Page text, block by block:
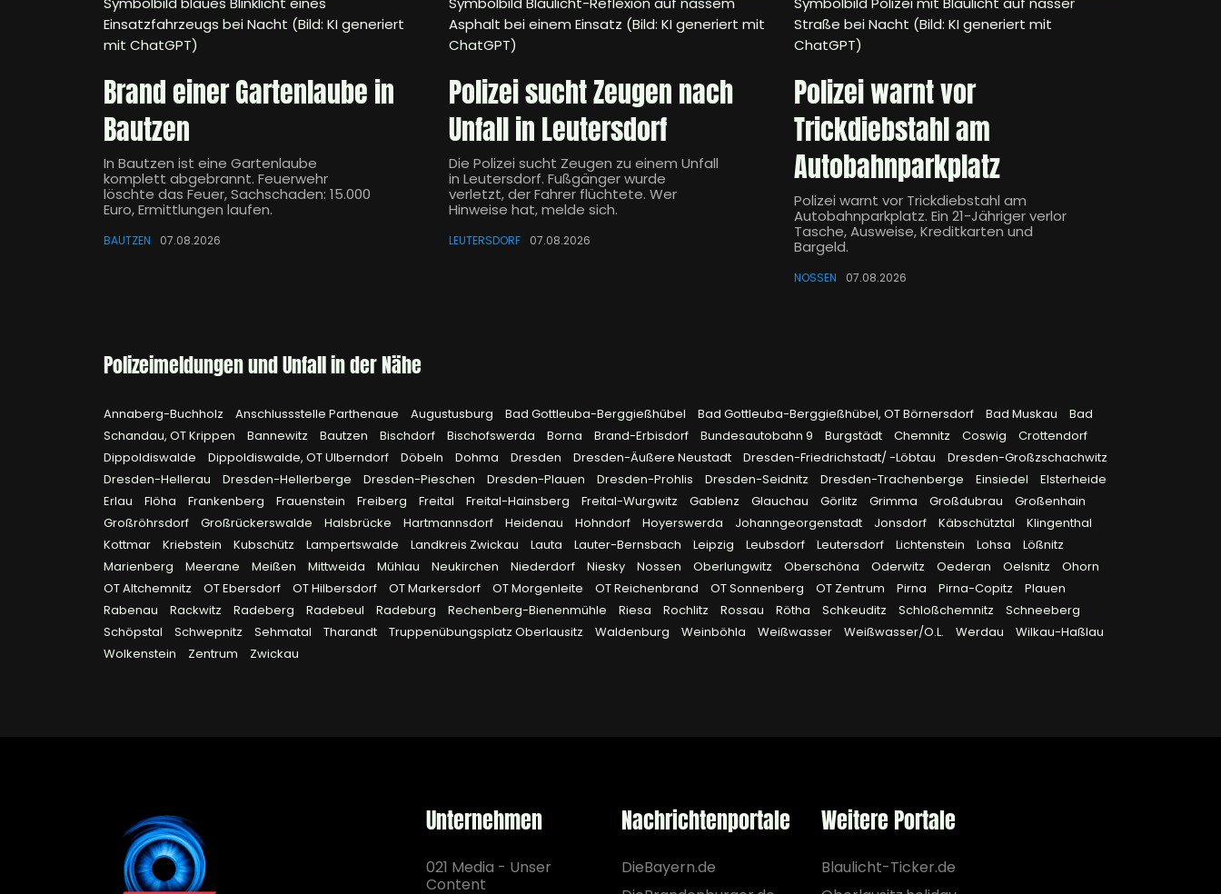
Einsatzfahrzeugs bei Nacht (Bild: KI generiert
mit ChatGPT)
Brand einer Gartenlaube in
Bautzen
In Bautzen ist eine Gartenlaube
komplett abgebrannt. Feuerwehr
löschte das Feuer, Sachschaden: 15.000
Euro, Ermittlungen laufen.
BAUTZEN 07.08.2026
Asphalt bei einem Einsatz (Bild: KI generiert mit
ChatGPT)
Polizei sucht Zeugen nach
Unfall in Leutersdorf
Die Polizei sucht Zeugen zu einem Unfall
in Leutersdorf. Fußgänger wurde
verletzt, der Fahrer flüchtete. Wer
Hinweise hat, melde sich.
LEUTERSDORF 07.08.2026
Straße bei Nacht (Bild: KI generiert mit
ChatGPT)
Polizei warnt vor
Trickdiebstahl am
Autobahnparkplatz
Polizei warnt vor Trickdiebstahl am
Autobahnparkplatz. Ein 21-Jähriger verlor
Tasche, Ausweise, Kreditkarten und
Bargeld.
NOSSEN 07.08.2026
Polizeimeldungen und Unfall in der Nähe
Annaberg-Buchholz Anschlussstelle Parthenaue Augustusburg Bad Gottleuba-Berggießhübel Bad Gottleuba-Berggießhübel, OT Börnersdorf Bad Muskau
Bad
Schandau, OT Krippen
Bannewitz Bautzen Bischdorf Bischofswerda Borna Brand-Erbisdorf Bundesautobahn 9 Burgstädt Chemnitz Coswig
Crottendorf
Dippoldiswalde
Dippoldiswalde, OT Ulberndorf Döbeln Dohma Dresden Dresden-Äußere Neustadt Dresden-Friedrichstadt/ -Löbtau
Dresden-Großzschachwitz
Dresden-Hellerau
Dresden-Hellerberge Dresden-Pieschen Dresden-Plauen Dresden-Prohlis Dresden-Seidnitz Dresden-Trachenberge Einsiedel
Elsterheide
Erlau
Flöha Frankenberg Frauenstein Freiberg Freital Freital-Hainsberg Freital-Wurgwitz Gablenz Glauchau Görlitz Grimma Großdubrau
Großenhain
Großröhrsdorf
Großrückerswalde Halsbrücke Hartmannsdorf Heidenau Hohndorf Hoyerswerda Johanngeorgenstadt Jonsdorf Käbschütztal
Klingenthal
Kottmar
Kriebstein Kubschütz Lampertswalde Landkreis Zwickau Lauta Lauter-Bernsbach Leipzig Leubsdorf Leutersdorf Lichtenstein Lohsa
Lößnitz
Marienberg
Meerane Meißen Mittweida Mühlau Neukirchen Niederdorf Niesky Nossen Oberlungwitz Oberschöna Oderwitz Oederan Oelsnitz
Ohorn
OT Altchemnitz
OT Ebersdorf OT Hilbersdorf OT Markersdorf OT Morgenleite OT Reichenbrand OT Sonnenberg OT Zentrum Pirna Pirna-Copitz
Plauen
Rabenau
Rackwitz Radeberg Radebeul Radeburg Rechenberg-Bienenmühle Riesa Rochlitz Rossau Rötha Schkeuditz Schloßchemnitz
Schneeberg
Schöpstal
Schwepnitz Sehmatal Tharandt Truppenübungsplatz Oberlausitz Waldenburg Weinböhla Weißwasser Weißwasser/O.L. Werdau
Wilkau-Haßlau
Wolkenstein
Zentrum Zwickau
Unternehmen
021 Media - Unser
Content
Nachrichtenportale
DieBayern.de
Weitere Portale
Blaulicht-Ticker.de